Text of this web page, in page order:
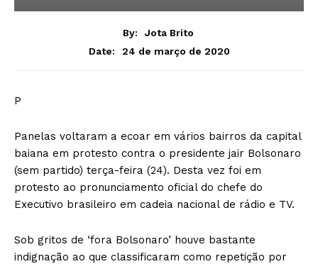
By:
Jota Brito
Date:
24 de março de 2020
P
Panelas voltaram a ecoar em vários bairros da capital
baiana em protesto contra o presidente jair Bolsonaro
(sem partido) terça-feira (24). Desta vez foi em
protesto ao pronunciamento oficial do chefe do
Executivo brasileiro em cadeia nacional de rádio e TV.
Sob gritos de ‘fora Bolsonaro’ houve bastante
indignação ao que classificaram como repetição por